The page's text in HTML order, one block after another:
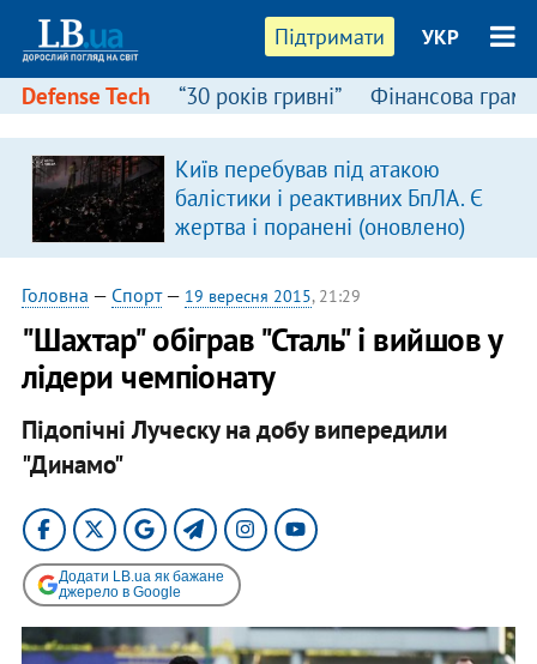
Підтримати УКР
Defense Tech “30 років гривні” Фінансова
Київ перебував під атакою
балістики і реактивних БпЛА. Є
жертва і поранені (оновлено)
Головна — Спорт— 19 вересня 2015, 21:29
"Шахтар" обіграв "Сталь" і вийшов у
лідери чемпіонату
Підопічні Луческу на добу випередили
"Динамо"
Додати LB.ua як бажане
джерело в Google